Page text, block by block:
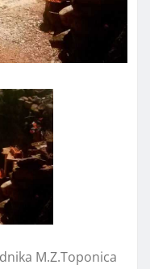
M.Z.Toponica